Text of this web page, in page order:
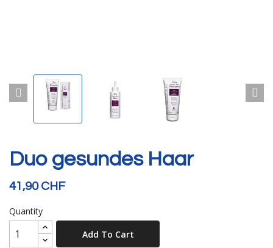
Duo gesundes Haar
41,90 CHF
Quantity
Add To Cart